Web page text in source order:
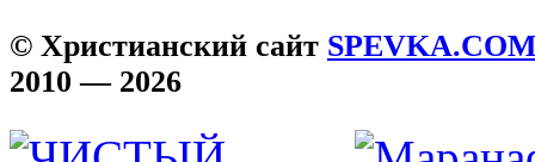
© Христианский сайт
2010 — 2026